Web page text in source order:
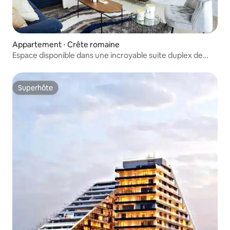
Appartement ⋅ Crête romaine
Espace disponible dans une incroyable suite duplex de
Superhôte
Superhôte